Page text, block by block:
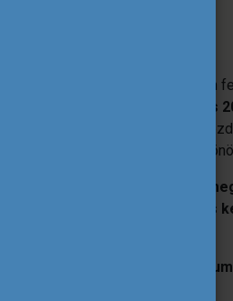
es évek elején szerte Európában
Európai Tanács
című
és készségeinek
2004-ben
Europass
az Europass öt